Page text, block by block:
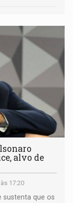
alvo de
17:20
sustenta que os